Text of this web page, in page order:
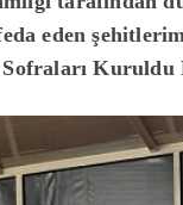
eden
Kuruldu